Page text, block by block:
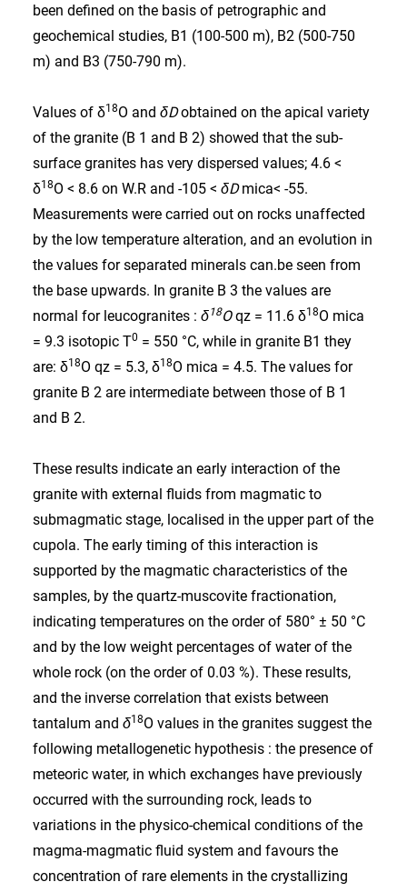
been defined on the basis of petrographic and
geochemical studies, B1 (100-500 m), B2 (500-750
m) and B3 (750-790 m).
Values of δ18O and δDobtained on the apical variety
of the granite (B 1 and B 2) showed that the sub-
surface granites has very dispersed values; 4.6 <
δ18O < 8.6 on W.R and -105 < δDmica< -55.
Measurements were carried out on rocks unaffected
by the low temperature alteration, and an evolution in
the values for separated minerals can.be seen from
the base upwards. In granite B 3 the values are
normal for leucogranites : δ18Oqz = 11.6 δ18O mica
= 9.3 isotopic T0 = 550 °C, while in granite B1 they
are: δ18O qz = 5.3, δ18O mica = 4.5. The values for
granite B 2 are intermediate between those of B 1
and B 2.
These results indicate an early interaction of the
granite with external fluids from magmatic to
submagmatic stage, localised in the upper part of the
cupola. The early timing of this interaction is
supported by the magmatic characteristics of the
samples, by the quartz-muscovite fractionation,
indicating temperatures on the order of 580° ± 50 °C
and by the low weight percentages of water of the
whole rock (on the order of 0.03 %). These results,
and the inverse correlation that exists between
tantalum and δ18O values in the granites suggest the
following metallogenetic hypothesis : the presence of
meteoric water, in which exchanges have previously
occurred with the surrounding rock, leads to
variations in the physico-chemical conditions of the
magma-magmatic fluid system and favours the
concentration of rare elements in the crystallizing